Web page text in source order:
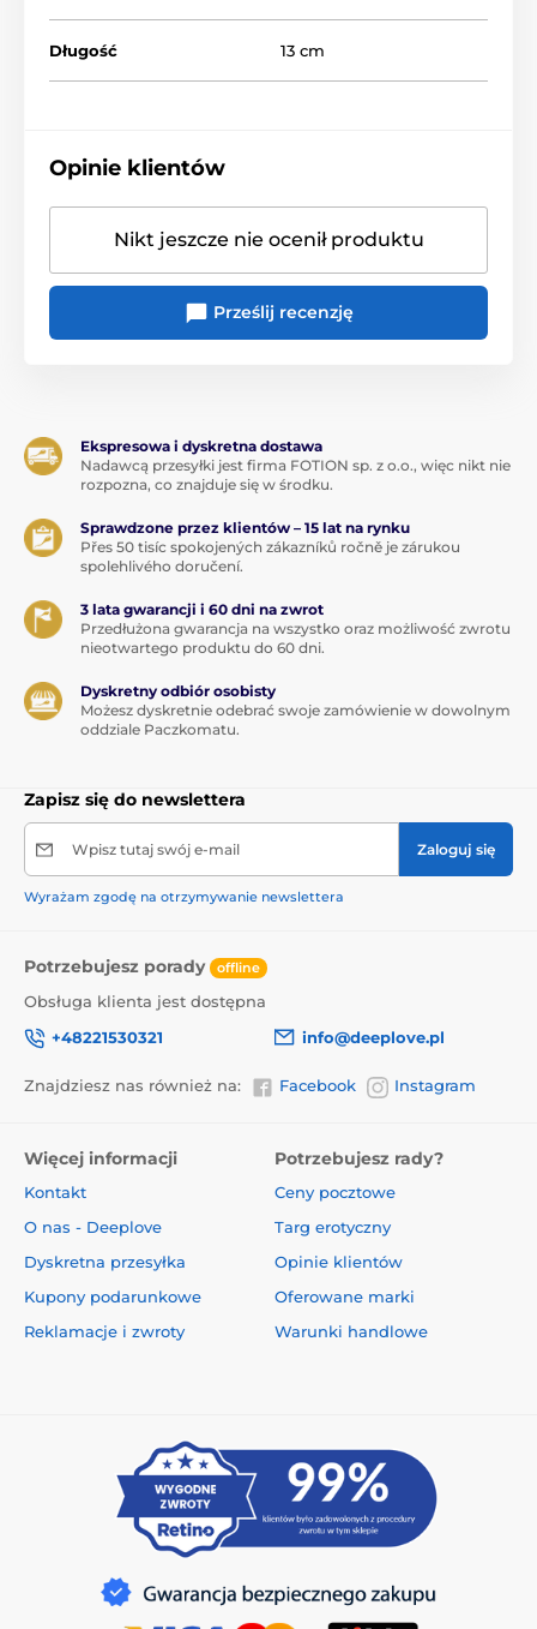
Długość 13 cm
Opinie klientów
Nikt jeszcze nie ocenił produktu
Prześlij recenzję
Ekspresowa i dyskretna dostawa
Nadawcą przesyłki jest firma FOTION sp. z o.o., więc nikt nie
rozpozna, co znajduje się w środku.
Sprawdzone przez klientów – 15 lat na rynku
Přes 50 tisíc spokojených zákazníků ročně je zárukou
spolehlivého doručení.
3 lata gwarancji i 60 dni na zwrot
Przedłużona gwarancja na wszystko oraz możliwość zwrotu
nieotwartego produktu do 60 dni.
Dyskretny odbiór osobisty
Możesz dyskretnie odebrać swoje zamówienie w dowolnym
oddziale Paczkomatu.
Zapisz się do newslettera
Wpisz tutaj swój e-mail Zaloguj się
Wyrażam zgodę na otrzymywanie newslettera
Potrzebujesz porady offline
Obsługa klienta jest dostępna
+48221530321
info@deeplove.pl
Znajdziesz nas również na: Facebook Instagram
Więcej informacji
Kontakt
O nas - Deeplove
Dyskretna przesyłka
Kupony podarunkowe
Reklamacje i zwroty
Potrzebujesz rady?
Ceny pocztowe
Targ erotyczny
Opinie klientów
Oferowane marki
Warunki handlowe